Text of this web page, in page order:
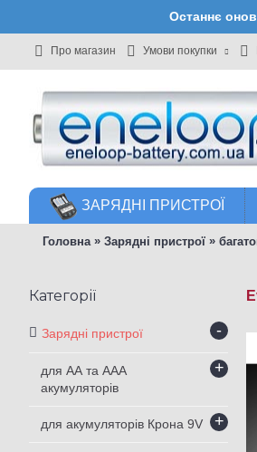
Останнє
Про магазин Умови покупки
ЗАРЯДНІ ПРИСТРОЇ
Головна » Зарядні пристрої »
Категорії
Зарядні пристрої -
для АА та ААА
акумуляторів
+
для акумуляторів Крона 9V +